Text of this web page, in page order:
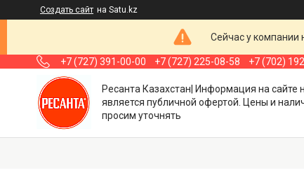
Создать сайт на Satu.kz
Сейчас у компании
+7 (727) 391-00-00 +7 (727) 225-08-58 +7 (702)
Ресанта Казахстан| Информация на сайте
является публичной офертой. Цены и
просим уточнять